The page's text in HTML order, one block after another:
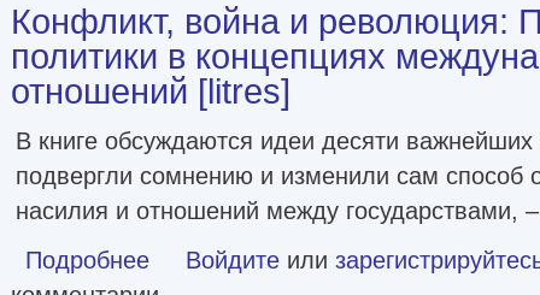
Конфликт, война и революция:
политики в концепциях
отношений [litres]
В книге обсуждаются идеи десяти
подвергли сомнению и изменили сам способ
насилия и отношений между государствами,
Подробнее о Конфликт, война и революция: Проблема политики
Войдите или